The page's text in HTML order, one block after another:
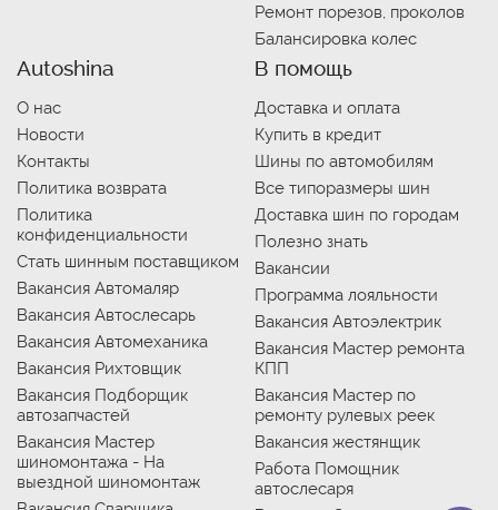
Ремонт порезов, проколов
Балансировка колес
Autoshina
О нас
Новости
Контакты
Политика возврата
Политика
конфиденциальности
Стать шинным поставщиком
Вакансия Автомаляр
Вакансия Автослесарь
Вакансия Автомеханика
Вакансия Рихтовщик
Вакансия Подборщик
автозапчастей
Вакансия Мастер
шиномонтажа - На
выездной шиномонтаж
В помощь
Доставка и оплата
Купить в кредит
Шины по автомобилям
Все типоразмеры шин
Доставка шин по городам
Полезно знать
Вакансии
Программа лояльности
Вакансия Автоэлектрик
Вакансия Мастер ремонта
КПП
Вакансия Мастер по
ремонту рулевых реек
Вакансия жестянщик
Работа Помощник
автослесаря